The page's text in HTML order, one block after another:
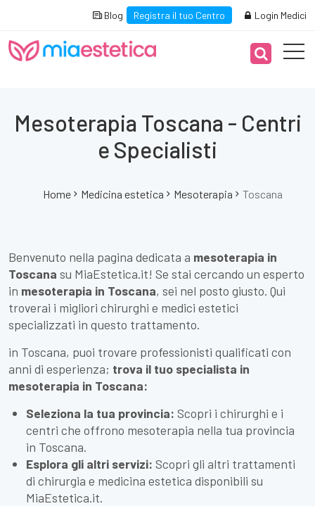
Blog Registra il tuo Centro Login Medici
Mesoterapia Toscana - Centri
e Specialisti
Home Medicina estetica Mesoterapia Toscana
Benvenuto nella pagina dedicata a mesoterapia in
Toscana su MiaEstetica.it! Se stai cercando un esperto
in mesoterapia in Toscana, sei nel posto giusto. Qui
troverai i migliori chirurghi e medici estetici
specializzati in questo trattamento.
in Toscana, puoi trovare professionisti qualificati con
anni di esperienza; trova il tuo specialista in
mesoterapia in Toscana:
Seleziona la tua provincia: Scopri i chirurghi e i
centri che offrono mesoterapia nella tua provincia
in Toscana.
Esplora gli altri servizi: Scopri gli altri trattamenti
di chirurgia e medicina estetica disponibili su
MiaEstetica.it.